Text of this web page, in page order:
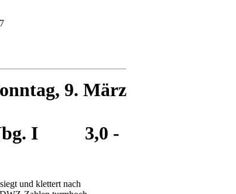
9. März
Nbg. I 3,0 -
und klettert nach